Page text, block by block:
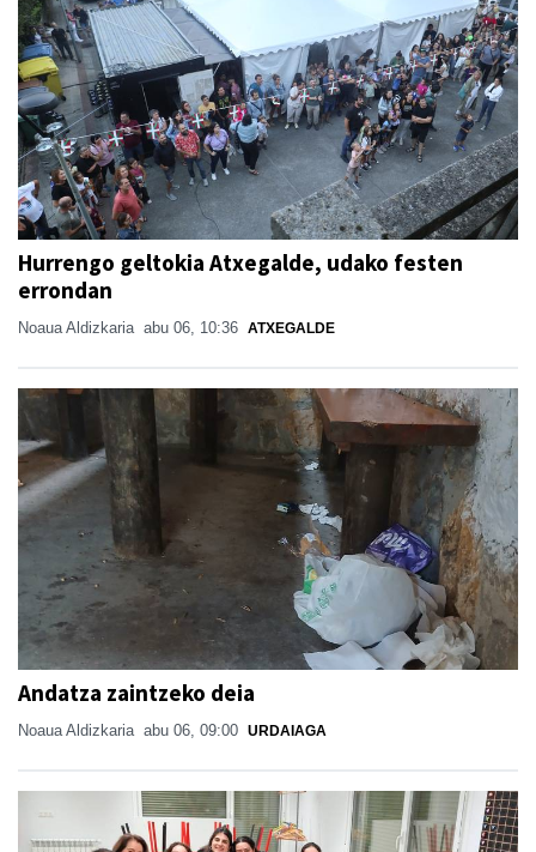
Hurrengo geltokia Atxegalde, udako festen
errondan
Noaua Aldizkaria abu 06, 10:36 ATXEGALDE
Andatza zaintzeko deia
Noaua Aldizkaria abu 06, 09:00 URDAIAGA